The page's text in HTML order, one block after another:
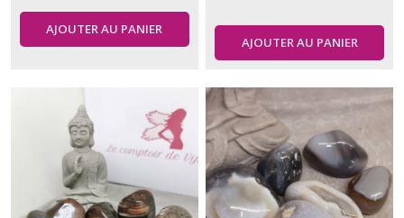
AJOUTER AU PANIER
AJOUTER AU PANIER